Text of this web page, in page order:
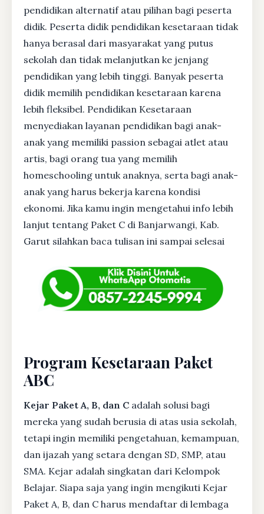
pendidikan alternatif atau pilihan bagi peserta
didik. Peserta didik pendidikan kesetaraan tidak
hanya berasal dari masyarakat yang putus
sekolah dan tidak melanjutkan ke jenjang
pendidikan yang lebih tinggi. Banyak peserta
didik memilih pendidikan kesetaraan karena
lebih fleksibel. Pendidikan Kesetaraan
menyediakan layanan pendidikan bagi anak-
anak yang memiliki passion sebagai atlet atau
artis, bagi orang tua yang memilih
homeschooling untuk anaknya, serta bagi anak-
anak yang harus bekerja karena kondisi
ekonomi. Jika kamu ingin mengetahui info lebih
lanjut tentang Paket C di Banjarwangi, Kab.
Garut silahkan baca tulisan ini sampai selesai
Program Kesetaraan Paket
ABC
Kejar Paket A, B, dan C adalah solusi bagi
mereka yang sudah berusia di atas usia sekolah,
tetapi ingin memiliki pengetahuan, kemampuan,
dan ijazah yang setara dengan SD, SMP, atau
SMA. Kejar adalah singkatan dari Kelompok
Belajar. Siapa saja yang ingin mengikuti Kejar
Paket A, B, dan C harus mendaftar di lembaga